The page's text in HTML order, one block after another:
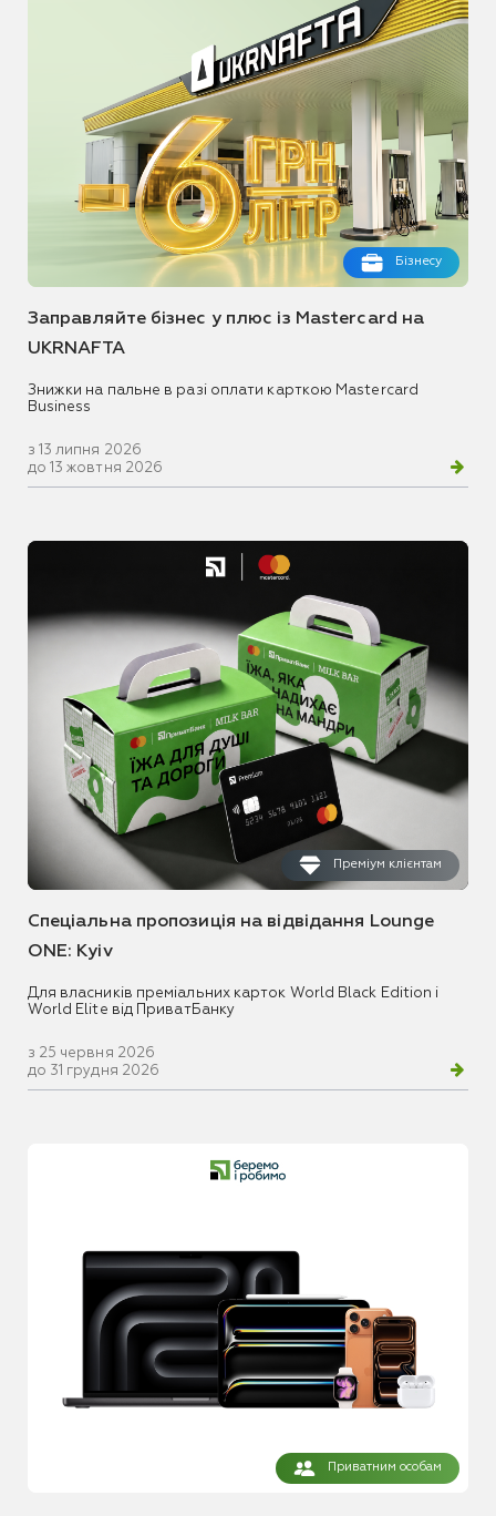
Бізнесу
Заправляйте бізнес у плюс із Mastercard на
UKRNAFTA
Знижки на пальне в разі оплати карткою Mastercard
Business
з 13 липня 2026
до 13 жовтня 2026
Преміум клієнтам
Спеціальна пропозиція на відвідання Lounge
ONE: Kyiv
Для власників преміальних карток World Black Edition і
World Elite від ПриватБанку
з 25 червня 2026
до 31 грудня 2026
Приватним особам